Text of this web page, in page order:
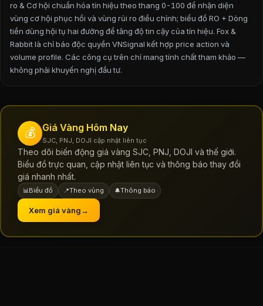
ro & Cơ hội chuẩn hóa tín hiệu theo thang 0-100 để nhận diện
vùng cơ hội phục hồi và vùng rủi ro điều chỉnh; biểu đồ RO + Dòng
tiền dùng hội tụ hai đường để tăng độ tin cậy của tín hiệu. Fox &
Rabbit là chỉ báo độc quyền VNSignal kết hợp price action và
volume profile. Các công cụ trên chỉ mang tính chất tham khảo —
không phải khuyến nghị đầu tư.
💰 Giá Vàng Hôm Nay
SJC, PNJ, DOJI cập nhật liên tục
Theo dõi biến động giá vàng SJC, PNJ, DOJI và thế giới.
Biểu đồ trực quan, cập nhật liên tục và thông báo thay đổi
giá nhanh nhất.
📊 Biểu đồ 📍Theo vùng 🔔Thông báo
Xem giá vàng→